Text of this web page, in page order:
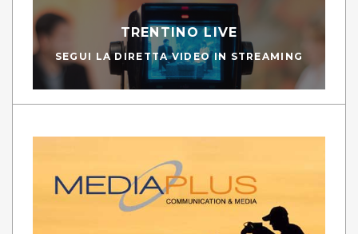
TRENTINO LIVE
SEGUI LA DIRETTA VIDEO IN STREAMING